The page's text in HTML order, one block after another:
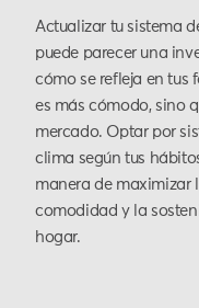
Actualizar tu sistema
puede parecer una
cómo se refleja en tus
es más cómodo, sino
mercado. Optar por
clima según tus
manera de maximizar
comodidad y la
hogar.